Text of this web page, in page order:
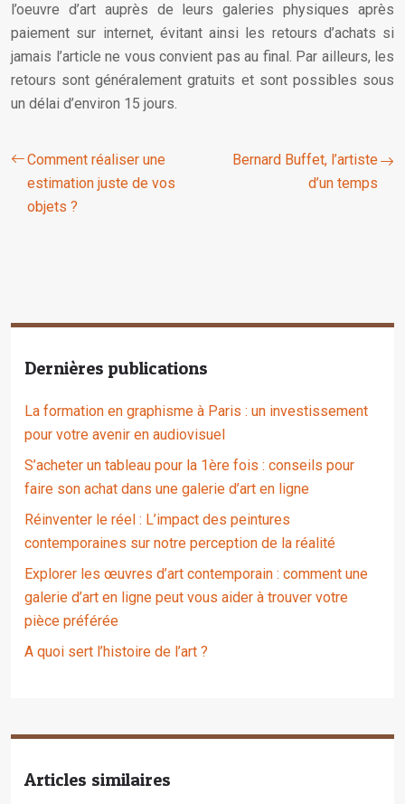
l’oeuvre d’art auprès de leurs galeries physiques après
paiement sur internet, évitant ainsi les retours d’achats si
jamais l’article ne vous convient pas au final. Par ailleurs, les
retours sont généralement gratuits et sont possibles sous
un délai d’environ 15 jours.
Comment réaliser une
estimation juste de vos
objets ?
Bernard Buffet, l’artiste
d’un temps
Dernières publications
La formation en graphisme à Paris : un investissement
pour votre avenir en audiovisuel
S’acheter un tableau pour la 1ère fois : conseils pour
faire son achat dans une galerie d’art en ligne
Réinventer le réel : L’impact des peintures
contemporaines sur notre perception de la réalité
Explorer les œuvres d’art contemporain : comment une
galerie d’art en ligne peut vous aider à trouver votre
pièce préférée
A quoi sert l’histoire de l’art ?
Articles similaires